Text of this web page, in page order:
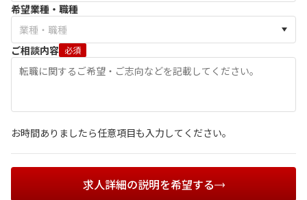
希望業種・職種
ご相談内容 必須
お時間ありましたら任意項目も入力してください。
求人詳細の説明を希望する